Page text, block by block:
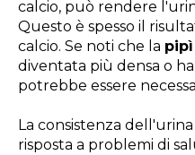
calcio, può rendere
Questo è spesso il
calcio. Se noti che la
diventata più densa o
potrebbe essere
La consistenza
risposta a problemi di